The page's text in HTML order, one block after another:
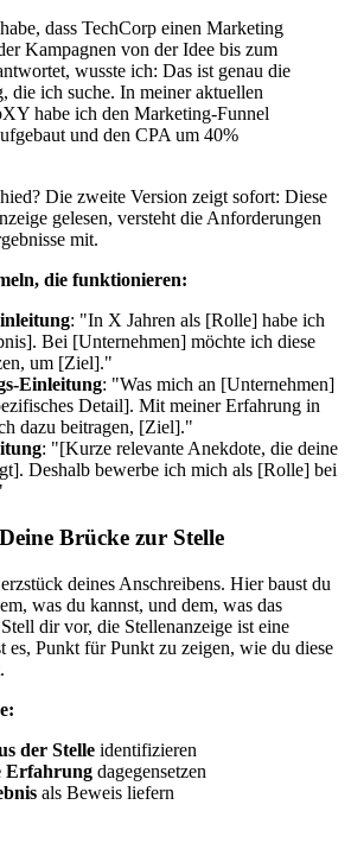
dass TechCorp einen Marketing
Kampagnen von der Idee bis zum
wusste ich: Das ist genau die
die ich suche. In meiner aktuellen
habe ich den Marketing-Funnel
und den CPA um 40%
Die zweite Version zeigt sofort: Diese
gelesen, versteht die Anforderungen
mit.
die funktionieren:
: "In X Jahren als [Rolle] habe ich
Bei [Unternehmen] möchte ich diese
um [Ziel]."
Einleitung: "Was mich an [Unternehmen]
Detail]. Mit meiner Erfahrung in
dazu beitragen, [Ziel]."
: "[Kurze relevante Anekdote, die deine
Deshalb bewerbe ich mich als [Rolle] bei
Brücke zur Stelle
deines Anschreibens. Hier baust du
was du kannst, und dem, was das
dir vor, die Stellenanzeige ist eine
es, Punkt für Punkt zu zeigen, wie du diese
der Stelle identifizieren
Erfahrung dagegensetzen
als Beweis liefern